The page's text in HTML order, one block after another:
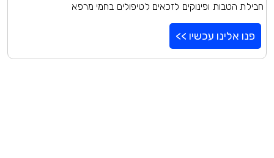
חבילת הטבות ופינוקים לזכאים לטיפולים בחמי מרפא
פנו אלינו עכשיו >>